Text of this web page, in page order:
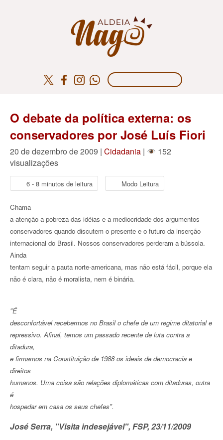
O debate da política externa: os
conservadores por José Luís Fiori
20 de dezembro de 2009 | Cidadania |
152
visualizações
6 - 8 minutos de leitura Modo Leitura
Chama
a atenção a pobreza das idéias e a mediocridade dos argumentos
conservadores quando discutem o presente e o futuro da inserção
internacional do Brasil. Nossos conservadores perderam a bússola.
Ainda
tentam seguir a pauta norte-americana, mas não está fácil, porque ela
não é clara, não é moralista, nem é binária.
"É
desconfortável recebermos no Brasil o chefe de um regime ditatorial e
repressivo. Afinal, temos um passado recente de luta contra a
ditadura,
e firmamos na Constituição de 1988 os ideais de democracia e
direitos
humanos. Uma coisa são relações diplomáticas com ditaduras, outra
é
hospedar em casa os seus chefes".
José Serra, "Visita indesejável", FSP, 23/11/2009